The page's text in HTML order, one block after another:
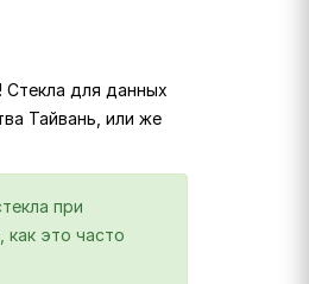
Стекла для данных
Тайвань, или же
при
это часто